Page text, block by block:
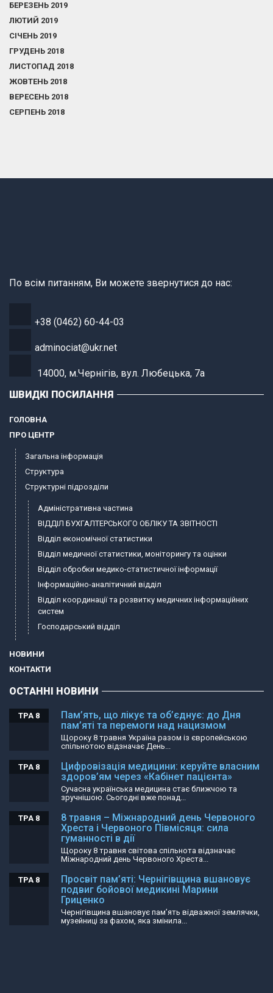
БЕРЕЗЕНЬ 2019
ЛЮТИЙ 2019
СІЧЕНЬ 2019
ГРУДЕНЬ 2018
ЛИСТОПАД 2018
ЖОВТЕНЬ 2018
ВЕРЕСЕНЬ 2018
СЕРПЕНЬ 2018
По всім питанням, Ви можете звернутися до нас:
+38 (0462) 60-44-03
adminociat@ukr.net
14000, м.Чернігів, вул. Любецька, 7а
ШВИДКІ ПОСИЛАННЯ
ГОЛОВНА
ПРО ЦЕНТР
Загальна інформація
Структура
Структурні підрозділи
Адміністративна частина
ВІДДІЛ БУХГАЛТЕРСЬКОГО ОБЛІКУ ТА ЗВІТНОСТІ
Відділ економічної статистики
Відділ медичної статистики, моніторингу та оцінки
Відділ обробки медико-статистичної інформації
Інформаційно-аналітичний відділ
Відділ координації та розвитку медичних інформаційних
систем
Господарський відділ
НОВИНИ
КОНТАКТИ
ОСТАННІ НОВИНИ
Пам’ять, що лікує та об’єднує: до Дня
пам’яті та перемоги над нацизмом
ТРА 8
Щороку 8 травня Україна разом із європейською
спільнотою відзначає День...
Цифровізація медицини: керуйте власним
здоров’ям через «Кабінет пацієнта»
ТРА 8
Сучасна українська медицина стає ближчою та
зручнішою. Сьогодні вже понад...
8 травня – Міжнародний день Червоного
Хреста і Червоного Півмісяця: сила
гуманності в дії
ТРА 8
Щороку 8 травня світова спільнота відзначає
Міжнародний день Червоного Хреста...
Просвіт пам’яті: Чернігівщина вшановує
подвиг бойової медикині Марини
Гриценко
ТРА 8
Чернігівщина вшановує пам’ять відважної землячки,
музейниці за фахом, яка змінила...